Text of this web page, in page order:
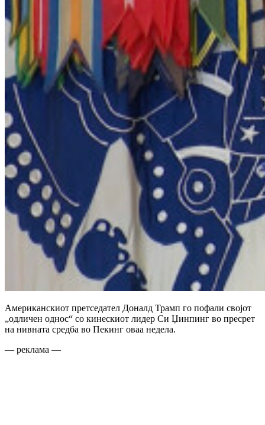
Американскиот претседател Доналд Трамп го пофали својот
„одличен однос“ со кинескиот лидер Си Џинпинг во пресрет
на нивната средба во Пекинг оваа недела.
— реклама —